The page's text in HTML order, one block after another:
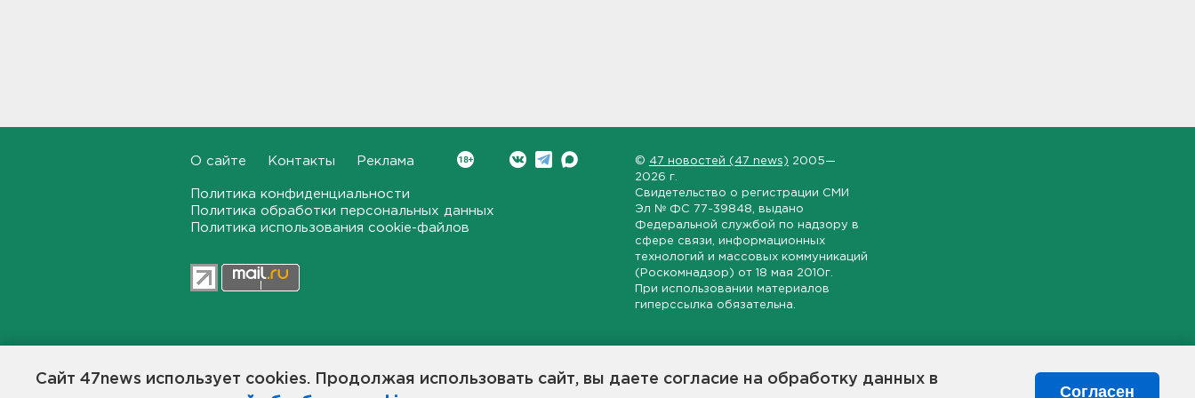
Сайт 47news использует cookies. Продолжая использовать сайт, вы даете согласие на обработку данных в
Согласен
На "Сортавалу" съехались
спасатели и дорожники.
О сайте Контакты Реклама
Политика конфиденциальности
Политика обработки персональных данных
Политика использования cookie-файлов
© 47 новостей (47 news) 2005—
2026 г.
Свидетельство о регистрации СМИ
Эл № ФС 77-39848 , выдано
Федеральной службой по надзору в
сфере связи, информационных
технологий и массовых коммуникаций
(Роскомнадзор) от 18 мая 2010г.
При использовании материалов
гиперссылка обязательна.
общественной жизни в Ленинградской области, экономической и инвестиционной активности в регионе.
Создатели рассчитывают, что «47 новостей» станет популярной и конструктивной площадкой для свободного